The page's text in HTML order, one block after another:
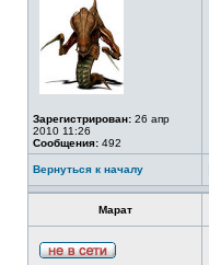
Зарегистрирован: 26 апр
2010 11:26
Сообщения: 492
Вернуться к началу
Марат